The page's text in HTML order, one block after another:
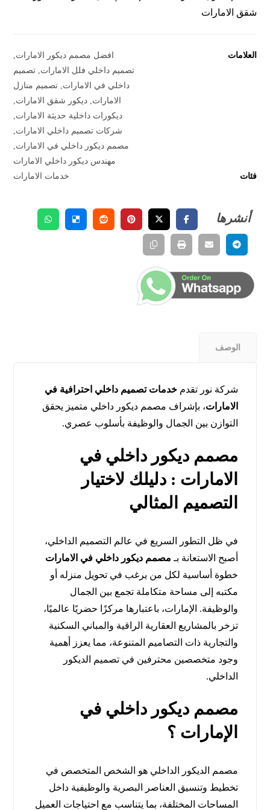
شقق الامارات
العلامات افضل مصمم ديكور الامارات
تصميم داخلي فلل الامارات تصميم
داخلي في الامارات تصميم منازل
الامارات ديكور شقق الامارات
ديكورات داخلية حديثة الامارات
شركات تصميم داخلي الامارات
مصمم ديكور داخلي في الامارات
مهندس ديكور داخلي الامارات
فئات
خدمات الامارات
الوصف
شركة نور تقدمخدمات تصميم داخلي احترافية في
الامارات، بإشراف مصمم ديكور داخلي متميز يحقق
التوازن بين الجمال والوظيفة بأسلوب عصري.
مصمم ديكور داخلي في
الامارات : دليلك لاختيار
التصميم المثالي
في ظل التطور السريع في عالم التصميم الداخلي،
أصبح الاستعانة بـ مصمم ديكور داخلي في الامارات
خطوة أساسية لكل من يرغب في تحويل منزله أو
مكتبه إلى مساحة متكاملة تجمع بين الجمال
والوظيفة. الإمارات، باعتبارها مركزًا حضريًا عالميًا،
تزخر بالمشاريع العقارية الراقية والمباني السكنية
والتجارية ذات التصاميم المتنوعة، مما يعزز أهمية
وجود متخصصين محترفين في تصميم الديكور
الداخلي.
مصمم ديكور داخلي في
الإمارات ؟
مصمم الديكور الداخلي هو الشخص المتخصص في
تخطيط وتنسيق العناصر البصرية والوظيفية داخل
المساحات المختلفة، بما يتناسب مع احتياجات العميل